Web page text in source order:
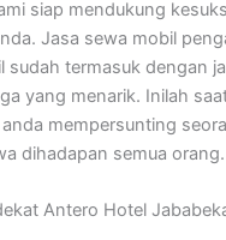
siap mendukung
Jasa sewa mobil
sudah termasuk dengan
yang menarik. Inilah
mempersunting
dihadapan semua orang.
Antero Hotel